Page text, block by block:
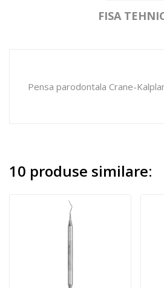
FISA
Pensa parodontala Crane-
10 produse similare: